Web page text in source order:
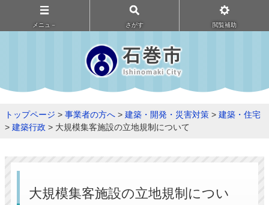
メニュ－ さがす 閲覧補助
トップページ > 事業者の方へ > 建築・開発・災害対策 > 建築・住宅
> 建築行政 > 大規模集客施設の立地規制について
大規模集客施設の立地規制につい